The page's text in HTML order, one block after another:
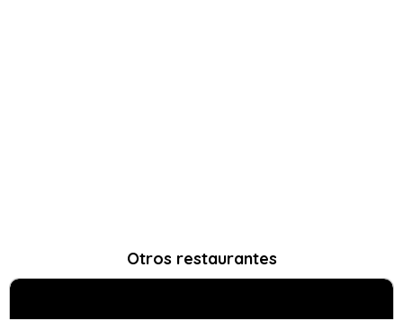
Otros restaurantes